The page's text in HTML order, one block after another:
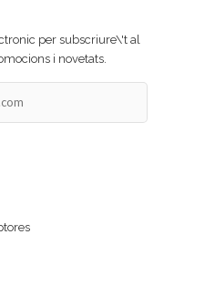
per subscriure\'t al
i novetats.